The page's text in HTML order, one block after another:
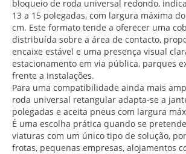
bloqueio de roda universal redondo,
13 a 15 polegadas, com largura máxima
cm. Este formato tende a oferecer uma
distribuída sobre a área de contacto,
encaixe estável e uma presença visual
estacionamento em via pública, parques
frente a instalações.
Para uma compatibilidade ainda mais
roda universal retangular adapta-se a
polegadas e aceita pneus com largura
É uma escolha prática quando se
viaturas com um único tipo de solução,
frotas, pequenas empresas, alojamentos